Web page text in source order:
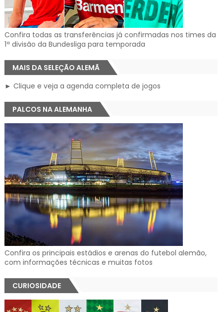
Confira todas as transferências já confirmadas nos times da
1ª divisão da Bundesliga para temporada
MAIS DA SELEÇÃO ALEMÃ
► Clique e veja a agenda completa de jogos
PALCOS NA ALEMANHA
Confira os principais estádios e arenas do futebol alemão,
com informações técnicas e muitas fotos
CURIOSIDADE